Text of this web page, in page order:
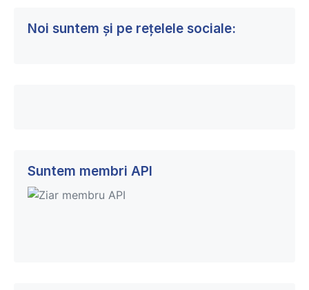
Noi suntem și pe rețelele sociale:
Suntem membri API